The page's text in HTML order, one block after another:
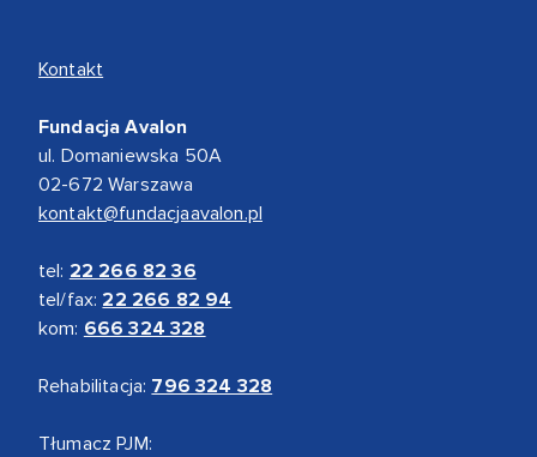
Kontakt
Fundacja Avalon
ul. Domaniewska 50A
02-672 Warszawa
kontakt@fundacjaavalon.pl
tel: 22 266 82 36
tel/fax: 22 266 82 94
kom: 666 324 328
Rehabilitacja: 796 324 328
Tłumacz PJM: